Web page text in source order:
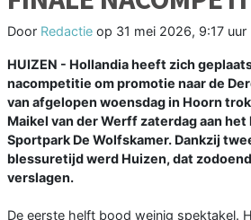
Door Redactie op 31 mei 2026, 9:17 uur
HUIZEN - Hollandia heeft zich
nacompetitie om promotie naar de
van afgelopen woensdag in Hoorn
Maikel van der Werff zaterdag aan
Sportpark De Wolfskamer. Dankzij
blessuretijd werd Huizen, dat
verslagen.
De eerste helft bood weinig spektakel.